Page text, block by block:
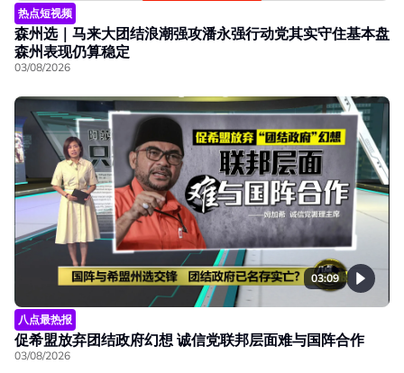
热点短视频
森州选｜马来大团结浪潮强攻潘永强行动党其实守住基本盘
森州表现仍算稳定
03/08/2026
03:09
八点最热报
促希盟放弃团结政府幻想 诚信党联邦层面难与国阵合作
03/08/2026